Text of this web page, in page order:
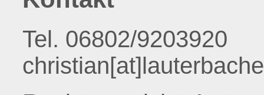
Tel. 06802/9203920